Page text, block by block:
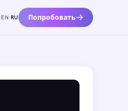
EN RU Попробовать